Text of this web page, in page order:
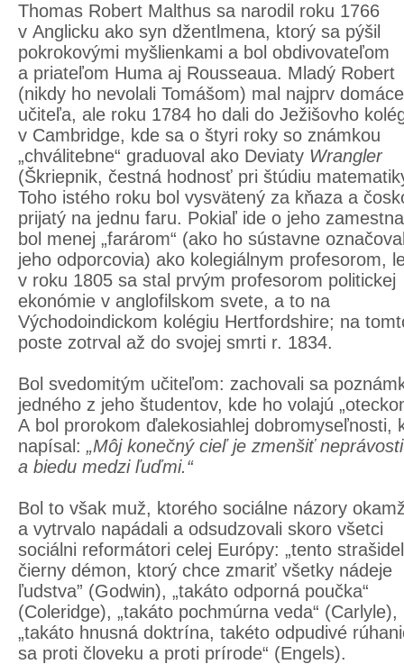
Thomas Robert Malthus sa narodil roku 1766
v Anglicku ako syn džentlmena, ktorý sa pýšil
pokrokovými myšlienkami a bol obdivovateľom
a priateľom Huma aj Rousseaua. Mladý Robert
(nikdy ho nevolali Tomášom) mal najprv
učiteľa, ale roku 1784 ho dali do Ježišovho
v Cambridge, kde sa o štyri roky so známkou
„chválitebne“ graduoval ako Deviaty Wrangler
(Škriepnik, čestná hodnosť pri štúdiu
Toho istého roku bol vysvätený za kňaza a
prijatý na jednu faru. Pokiaľ ide o jeho
bol menej „farárom“ (ako ho sústavne
jeho odporcovia) ako kolegiálnym profesorom,
v roku 1805 sa stal prvým profesorom politickej
ekonómie v anglofilskom svete, a to na
Východoindickom kolégiu Hertfordshire; na
poste zotrval až do svojej smrti r. 1834.
Bol svedomitým učiteľom: zachovali sa
jedného z jeho študentov, kde ho volajú
A bol prorokom ďalekosiahlej dobromyseľnosti,
napísal: „Môj konečný cieľ je zmenšiť neprávosti
a biedu medzi ľuďmi.“
Bol to však muž, ktorého sociálne názory
a vytrvalo napádali a odsudzovali skoro všetci
sociálni reformátori celej Európy: „tento
čierny démon, ktorý chce zmariť všetky nádeje
ľudstva” (Godwin), „takáto odporná poučka“
(Coleridge), „takáto pochmúrna veda“ (Carlyle),
„takáto hnusná doktrína, takéto odpudivé
sa proti človeku a proti prírode“ (Engels).